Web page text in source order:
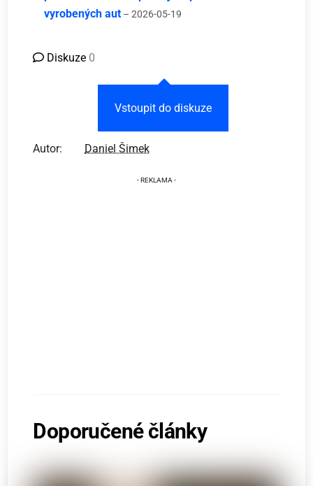
vyrobených aut – 2026-05-19
Diskuze 0
Vstoupit do diskuze
Autor: Daniel Šimek
Doporučené články